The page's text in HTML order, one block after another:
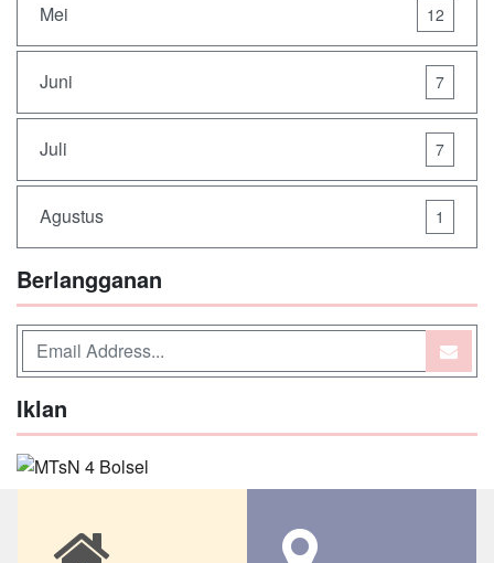
Mei 12
Juni 7
Juli 7
Agustus 1
Berlangganan
Iklan